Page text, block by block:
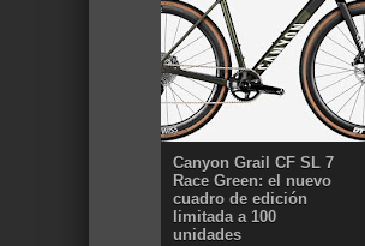
Canyon Grail CF SL 7
Race Green: el nuevo
cuadro de edición
limitada a 100
unidades